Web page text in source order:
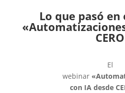
Lo que pasó
CERO
El
webinar
con IA desde